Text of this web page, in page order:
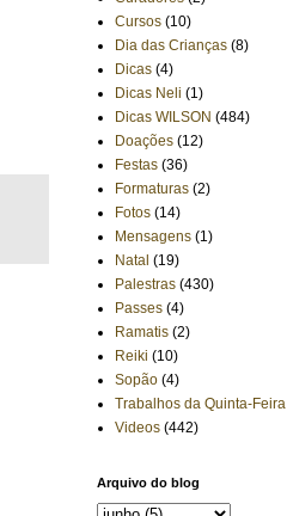
Cursos (10)
Dia das Crianças (8)
Dicas (4)
Dicas Neli (1)
Dicas WILSON (484)
Doações (12)
Festas (36)
Formaturas (2)
Fotos (14)
Mensagens (1)
Natal (19)
Palestras (430)
Passes (4)
Ramatis (2)
Reiki (10)
Sopão (4)
Trabalhos da Quinta-Feira
Videos (442)
Arquivo do blog